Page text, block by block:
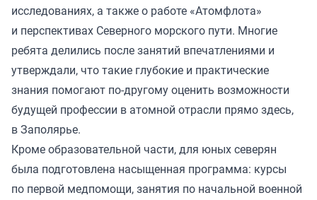
исследованиях, а также о работе «Атомфлота»
и перспективах Северного морского пути. Многие
ребята делились после занятий впечатлениями и
утверждали, что такие глубокие и практические
знания помогают по-другому оценить возможности
будущей профессии в атомной отрасли прямо здесь,
в Заполярье.
Кроме образовательной части, для юных северян
была подготовлена насыщенная программа: курсы
по первой медпомощи, занятия по начальной военной